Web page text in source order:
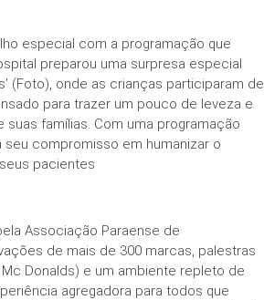
especial com a programação que
preparou uma surpresa especial
(Foto), onde as crianças participaram de
para trazer um pouco de leveza e
famílias. Com uma programação
compromisso em humanizar o
pacientes
Associação Paraense de
de mais de 300 marcas, palestras
Donalds) e um ambiente repleto de
agregadora para todos que